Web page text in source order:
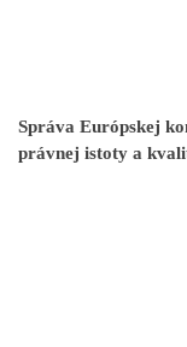
Správa Európskej
právnej istoty a